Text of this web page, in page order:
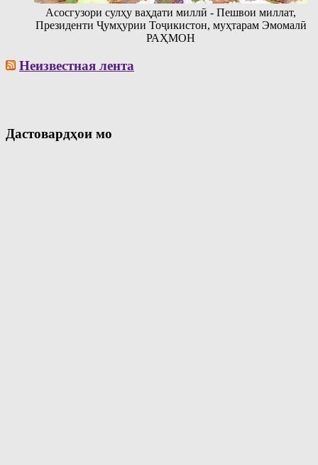
Асосгузори сулҳу ваҳдати миллӣ - Пешвои миллат,
Президенти Ҷумҳурии Тоҷикистон, муҳтарам Эмомалӣ
РАҲМОН
Неизвестная лента
Дастовардҳои мо